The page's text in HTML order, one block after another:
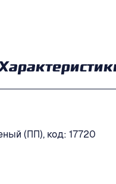
(ПП), код: 17720